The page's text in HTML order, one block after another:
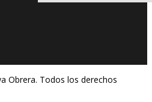
Obrera. Todos los derechos